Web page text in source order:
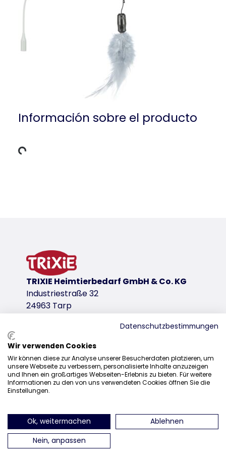
Información sobre el producto
variante de producto: número único de
Para Ref.
4567TRIXIE Heimtierbedarf GmbH & Co. KG
Industriestraße 32
24963 Tarp
Distribución
+49 4638 2109-160
sales@trixie.de
encuéntranos en Instagram
encuéntranos en Facebook
encuéntranos en
Datenschutzbestimmungen
Wir verwenden Cookies
Wir können diese zur Analyse unserer Besucherdaten platzieren, um
unsere Webseite zu verbessern, personalisierte Inhalte anzuzeigen
und Ihnen ein großartiges Webseiten-Erlebnis zu bieten. Für weitere
Informationen zu den von uns verwendeten Cookies öffnen Sie die
Einstellungen.
Ok, weitermachen
Ablehnen
Nein, anpassen